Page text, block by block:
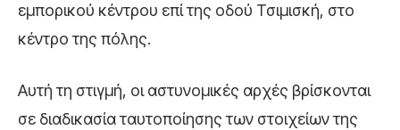
εμπορικού κέντρου επί της οδού Τσιμισκή, στο
κέντρο της πόλης.
Αυτή τη στιγμή, οι αστυνομικές αρχές βρίσκονται
σε διαδικασία ταυτοποίησης των στοιχείων της